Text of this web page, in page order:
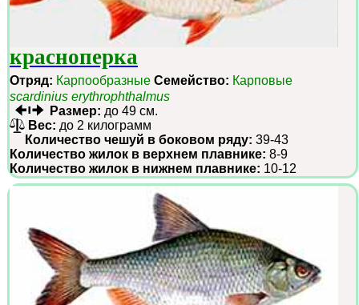
красноперка
Отряд: Карпообразные Семейство: Карповые
scardinius erythrophthalmus
Размер: до 49 см.
Вес: до 2 килограмм
Количество чешуй в боковом ряду: 39-43
Количество жилок в верхнем плавнике: 8-9
Количество жилок в нижнем плавнике: 10-12